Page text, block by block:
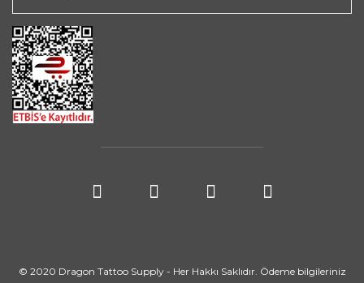
© 2020 Dragon Tattoo Supply - Her Hakkı Saklıdır. Ödeme bilgileriniz